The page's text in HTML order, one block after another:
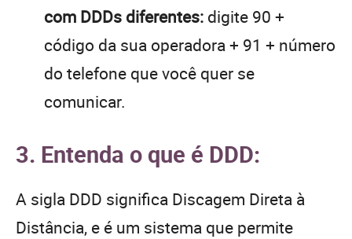
com DDDs diferentes: digite 90 +
código da sua operadora + 91 + número
do telefone que você quer se
comunicar.
3. Entenda o que é DDD:
A sigla DDD significa Discagem Direta à
Distância, e é um sistema que permite